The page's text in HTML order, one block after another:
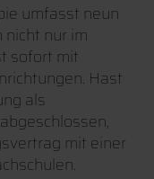
umfasst neun
nur im
sofort mit
Hast
als
mit einer